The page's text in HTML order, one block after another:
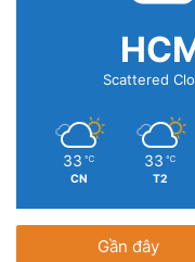
Scattered
33 ℃
CN
33 ℃
T2
Gần đây